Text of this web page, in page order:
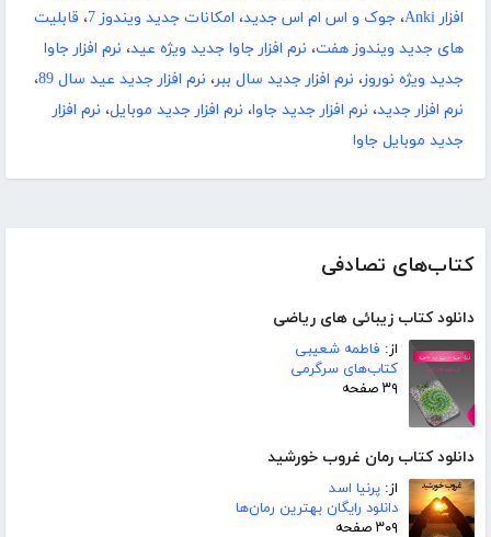
کتاب‌های تصادفی
دانلود کتاب زیبائی های ریاضی
از: فاطمه شعیبی
کتاب‌های سرگرمی
۳۹ صفحه
دانلود کتاب رمان غروب خورشید
از: پرنیا اسد
دانلود رایگان بهترین رمان‌ها
۳۰۹ صفحه
افزار Anki
، جوک و اس ام اس جدید، امکانات جدید ویندوز 7 ، قابلیت
های جدید ویندوز هفت، نرم افزار جاوا جدید ویژه عید، نرم افزار جاوا
جدید ویژه نوروز، نرم افزار جدید سال ببر، نرم افزار جدید عید سال 89
،
نرم افزار جدید، نرم افزار جدید جاوا، نرم افزار جدید موبایل، نرم افزار
جدید موبایل جاوا